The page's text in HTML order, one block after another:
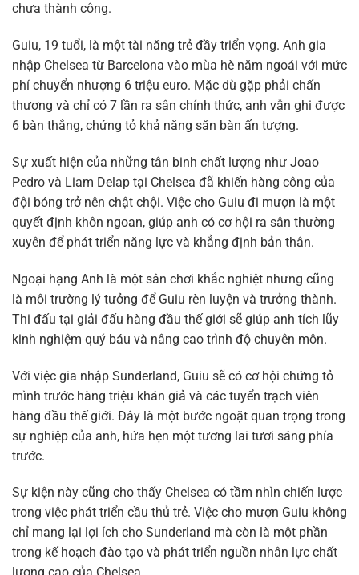
chưa thành công.
Guiu, 19 tuổi, là một tài năng trẻ đầy triển vọng. Anh gia
nhập Chelsea từ Barcelona vào mùa hè năm ngoái với mức
phí chuyển nhượng 6 triệu euro. Mặc dù gặp phải chấn
thương và chỉ có 7 lần ra sân chính thức, anh vẫn ghi được
6 bàn thắng, chứng tỏ khả năng săn bàn ấn tượng.
Sự xuất hiện của những tân binh chất lượng như Joao
Pedro và Liam Delap tại Chelsea đã khiến hàng công của
đội bóng trở nên chật chội. Việc cho Guiu đi mượn là một
quyết định khôn ngoan, giúp anh có cơ hội ra sân thường
xuyên để phát triển năng lực và khẳng định bản thân.
Ngoại hạng Anh là một sân chơi khắc nghiệt nhưng cũng
là môi trường lý tưởng để Guiu rèn luyện và trưởng thành.
Thi đấu tại giải đấu hàng đầu thế giới sẽ giúp anh tích lũy
kinh nghiệm quý báu và nâng cao trình độ chuyên môn.
Với việc gia nhập Sunderland, Guiu sẽ có cơ hội chứng tỏ
mình trước hàng triệu khán giả và các tuyển trạch viên
hàng đầu thế giới. Đây là một bước ngoặt quan trọng trong
sự nghiệp của anh, hứa hẹn một tương lai tươi sáng phía
trước.
Sự kiện này cũng cho thấy Chelsea có tầm nhìn chiến lược
trong việc phát triển cầu thủ trẻ. Việc cho mượn Guiu không
chỉ mang lại lợi ích cho Sunderland mà còn là một phần
trong kế hoạch đào tạo và phát triển nguồn nhân lực chất